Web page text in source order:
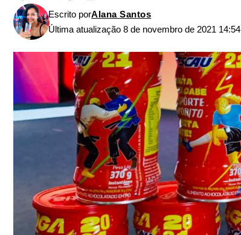
Última atualização 8 de novembro de 2021 14:54
Escrito porAlana Santos